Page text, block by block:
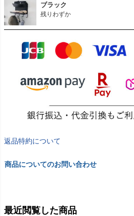
ブラック
残りわずか
返品特約について
商品についてのお問い合わせ
最近閲覧した商品